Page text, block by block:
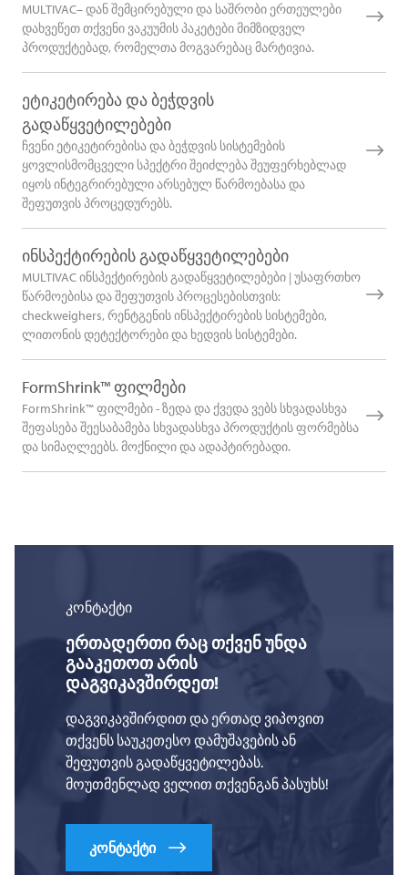
MULTIVAC– დან შემცირებული და საშრობი ერთეულები
დახვეწეთ თქვენი ვაკუუმის პაკეტები მიმზიდველ
პროდუქტებად, რომელთა მოგვარებაც მარტივია.
ეტიკეტირება და ბეჭდვის
გადაწყვეტილებები
ჩვენი ეტიკეტირებისა და ბეჭდვის სისტემების
ყოვლისმომცველი სპექტრი შეიძლება შეუფერხებლად
იყოს ინტეგრირებული არსებულ წარმოებასა და
შეფუთვის პროცედურებს.
ინსპექტირების გადაწყვეტილებები
MULTIVAC ინსპექტირების გადაწყვეტილებები | უსაფრთხო
წარმოებისა და შეფუთვის პროცესებისთვის:
checkweighers, რენტგენის ინსპექტირების სისტემები,
ლითონის დეტექტორები და ხედვის სისტემები.
FormShrink™ ფილმები
FormShrink™ ფილმები - ზედა და ქვედა ვებს სხვადასხვა
შეფასება შეესაბამება სხვადასხვა პროდუქტის ფორმებსა
და სიმაღლეებს. მოქნილი და ადაპტირებადი.
კონტაქტი
ერთადერთი რაც თქვენ უნდა
გააკეთოთ არის
დაგვიკავშირდეთ!
დაგვიკავშირდით და ერთად ვიპოვით
თქვენს საუკეთესო დამუშავების ან
შეფუთვის გადაწყვეტილებას.
მოუთმენლად ველით თქვენგან პასუხს!
კონტაქტი